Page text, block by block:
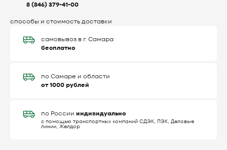
8 (846) 379-41-00
способы и стоимость доставки
самовывоз в г. Самара
бесплатно
по Самаре и области
от 1000 рублей
по России индивидуально
с помощью транспортных компаний СДЭК, ПЭК, Деловые
линии, Желдор